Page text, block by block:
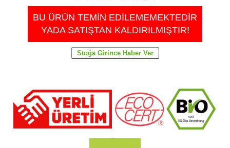
BU ÜRÜN TEMİN EDİLEMEMEKTEDİR
YADA SATIŞTAN KALDIRILMIŞTIR!